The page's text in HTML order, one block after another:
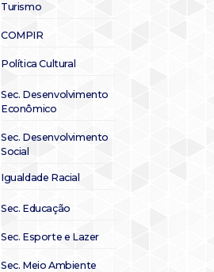
Turismo
COMPIR
Política Cultural
Sec. Desenvolvimento
Econômico
Sec. Desenvolvimento
Social
Igualdade Racial
Sec. Educação
Sec. Esporte e Lazer
Sec. Meio Ambiente